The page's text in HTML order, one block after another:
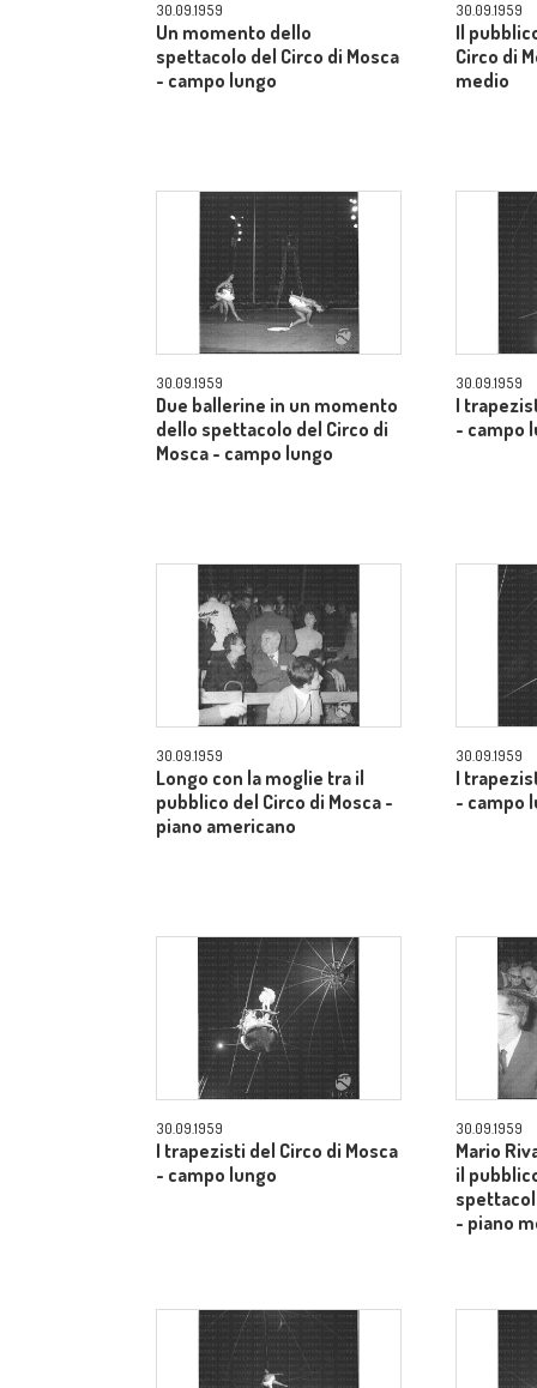
30.09.1959
Un momento dello
spettacolo del Circo di Mosca
- campo lungo
30.09.1959
Il
Circo di
medio
30.09.1959
Due ballerine in un momento
dello spettacolo del Circo di
Mosca - campo lungo
30.09.1959
I
- campo
30.09.1959
Longo con la moglie tra il
pubblico del Circo di Mosca -
piano americano
30.09.1959
I
- campo
30.09.1959
I trapezisti del Circo di Mosca
- campo lungo
30.09.1959
Mario
il
- piano